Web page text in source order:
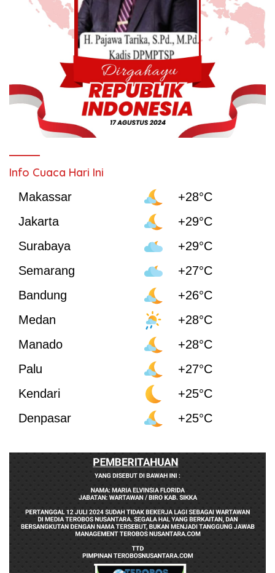
Info Cuaca Hari Ini
Makassar
+28°C
Jakarta
+29°C
Surabaya
+29°C
Semarang
+27°C
Bandung
+26°C
Medan
+28°C
Manado
+28°C
Palu
+27°C
Kendari
+25°C
Denpasar
+25°C